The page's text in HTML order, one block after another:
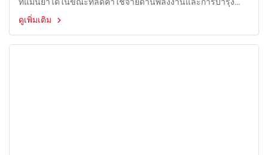
รักษา
ดูเพิ่มเติม